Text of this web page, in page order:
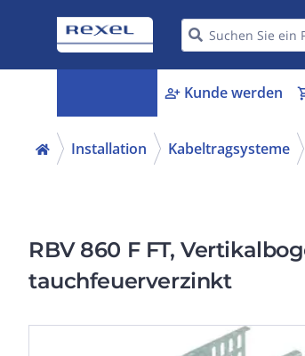
person_add Kunde werden
Installation Kabeltragsysteme
RBV 860 F FT,
tauchfeuerverzinkt